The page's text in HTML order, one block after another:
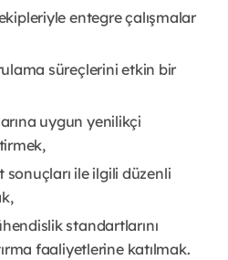
entegre çalışmalar
süreçlerini etkin bir
uygun yenilikçi
sonuçları ile ilgili düzenli
standartlarını
faaliyetlerine katılmak.